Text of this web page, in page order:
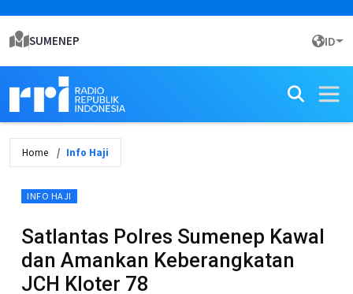
SUMENEP ID
Home Info Haji
INFO HAJI
Satlantas Polres Sumenep Kawal
dan Amankan Keberangkatan
JCH Kloter 78